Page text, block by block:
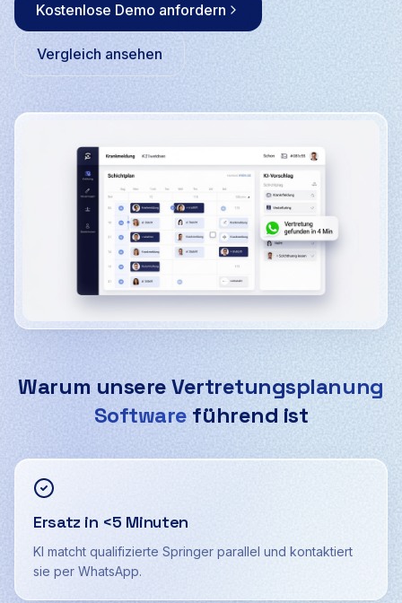
Kostenlose Demo anfordern
Vergleich ansehen
Screenshot des Ausfallmanager-Dashboards: KI-
Warum unsereVertretungsplanung
Softwareführend ist
Ersatz in <5 Minuten
KI matcht qualifizierte Springer parallel und kontaktiert
sie per WhatsApp.